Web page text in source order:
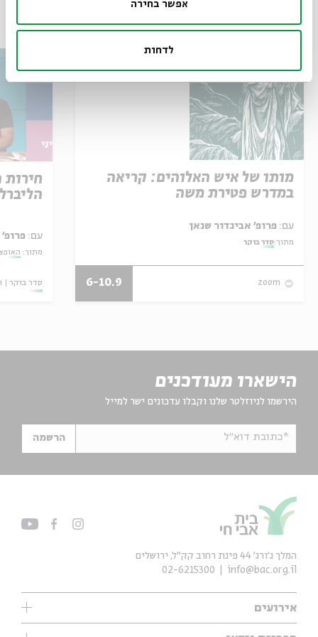
אפשר בחירה
לדחות
עוד בבית אבי חי
מותו של איש האלוהים: קריאה
במדרש פטירת משה
עם:
מתוך:סדר בוקר
zoom
6-10.9
עם: פרופ'
מתוך:
סדר בוקר
הישארו מעודכנים
הירשמו לניוזלטר שלנו וקבלו עדכונים ישר למייל
*כתובת דוא"ל הרשמה
אירועים
עיון
המלך ג'ורג' 44 פינת רחוב קק״ל, ירושלים
info@bac.org.il
02-6215300